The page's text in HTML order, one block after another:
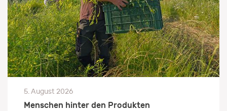
5. August 2026
Menschen hinter den Produkten